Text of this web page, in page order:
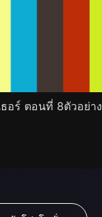
อร์ ตอนที่ 8ตัวอย่าง